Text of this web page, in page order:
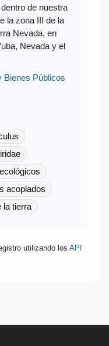
de nuestra
la zona III de la
Nevada, en
Nevada y el
Bienes Públicos
acoplados
la tierra
utilizando los API